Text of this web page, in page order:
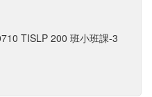
TISLP 200 班小班課-3